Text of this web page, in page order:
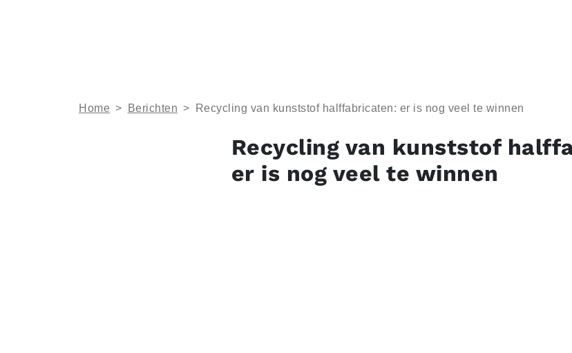
Home > Berichten > Recycling van kunststof halffabricaten: er is nog veel te winnen
Recycling van kunststof
er is nog veel te winnen